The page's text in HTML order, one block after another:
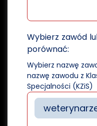
Wybierz zawód
porównać:
Wybierz nazwę
nazwę zawodu z
Specjalności (KZiS)